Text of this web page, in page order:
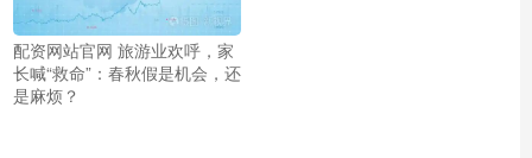
配资网站官网 旅游业欢呼，家
长喊“救命”：春秋假是机会，还
是麻烦？